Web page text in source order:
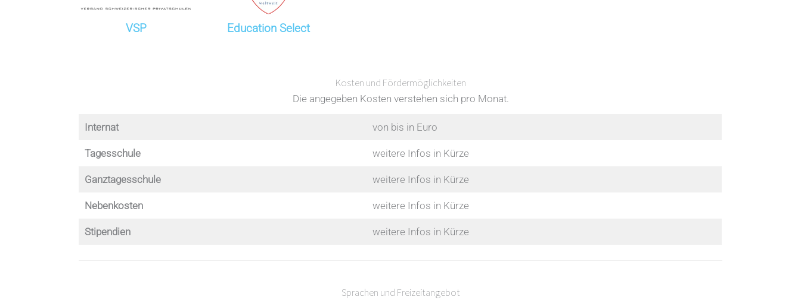
VSP Education Select
Kosten und Fördermöglichkeiten
Die angegeben Kosten verstehen sich pro Monat.
Internat von bis in Euro
Tagesschule weitere Infos in Kürze
Ganztagesschule weitere Infos in Kürze
Nebenkosten weitere Infos in Kürze
Stipendien weitere Infos in Kürze
Sprachen und Freizeitangebot